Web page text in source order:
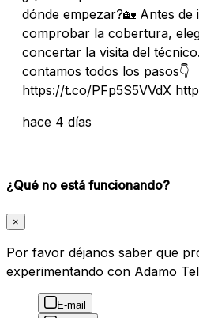
dónde empezar?🏡 Antes de
comprobar la cobertura,
concertar la visita del
contamos todos los pasos👇
https://t.co/PFp5S5VVdX
hace 4 días
¿Qué no está funcionando?
×
Por favor déjanos saber que
experimentando con Adamo
E-mail